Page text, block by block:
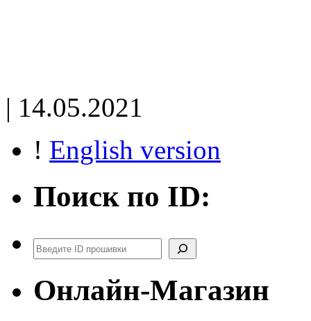
| 14.05.2021
! English version
Поиск по ID:
Поиск
Онлайн-Магазин